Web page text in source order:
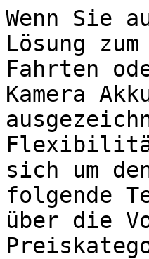
Wenn Sie
Lösung
Fahrten
Kamera
sich um
folgende
über die